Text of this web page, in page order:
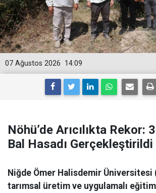
14:09
07 Ağustos 2026
Nöhü’de Arıcılıkta Rekor:
Bal Hasadı Gerçekleştirildi
Niğde Ömer Halisdemir Üniversitesi
tarımsal üretim ve uygulamalı